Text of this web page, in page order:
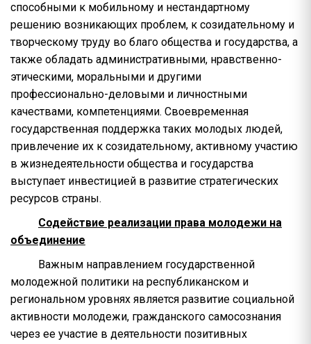
способными к мобильному и нестандартному
решению возникающих проблем, к созидательному и
творческому труду во благо общества и государства, а
также обладать административными, нравственно-
этическими, моральными и другими
профессионально-деловыми и личностными
качествами, компетенциями. Своевременная
государственная поддержка таких молодых людей,
привлечение их к созидательному, активному участию
в жизнедеятельности общества и государства
выступает инвестицией в развитие стратегических
ресурсов страны.
Содействие реализации права молодежи на
объединение
Важным направлением государственной
молодежной политики на республиканском и
региональном уровнях является развитие социальной
активности молодежи, гражданского самосознания
через ее участие в деятельности позитивных